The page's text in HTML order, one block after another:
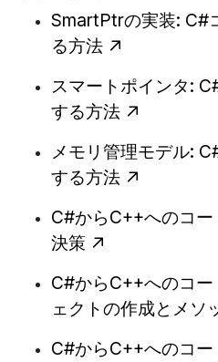
SmartPtrの実装: C#
る方法
スマートポインタ:
する方法
メモリ管理モデル:
する方法
C#からC++へのコ
決策
C#からC++へのコ
ェクトの作成とメソ
C#からC++へのコ